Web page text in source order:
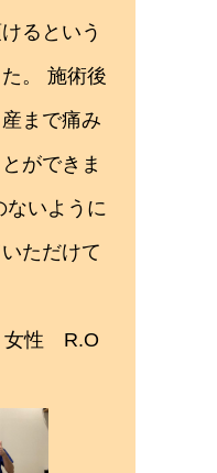
るという
。 施術後
まで痛み
ができま
ないように
ただけて
性 R.O